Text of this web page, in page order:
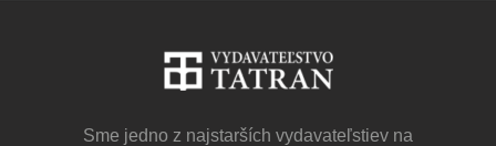
Sme jedno z najstarších vydavateľstiev na